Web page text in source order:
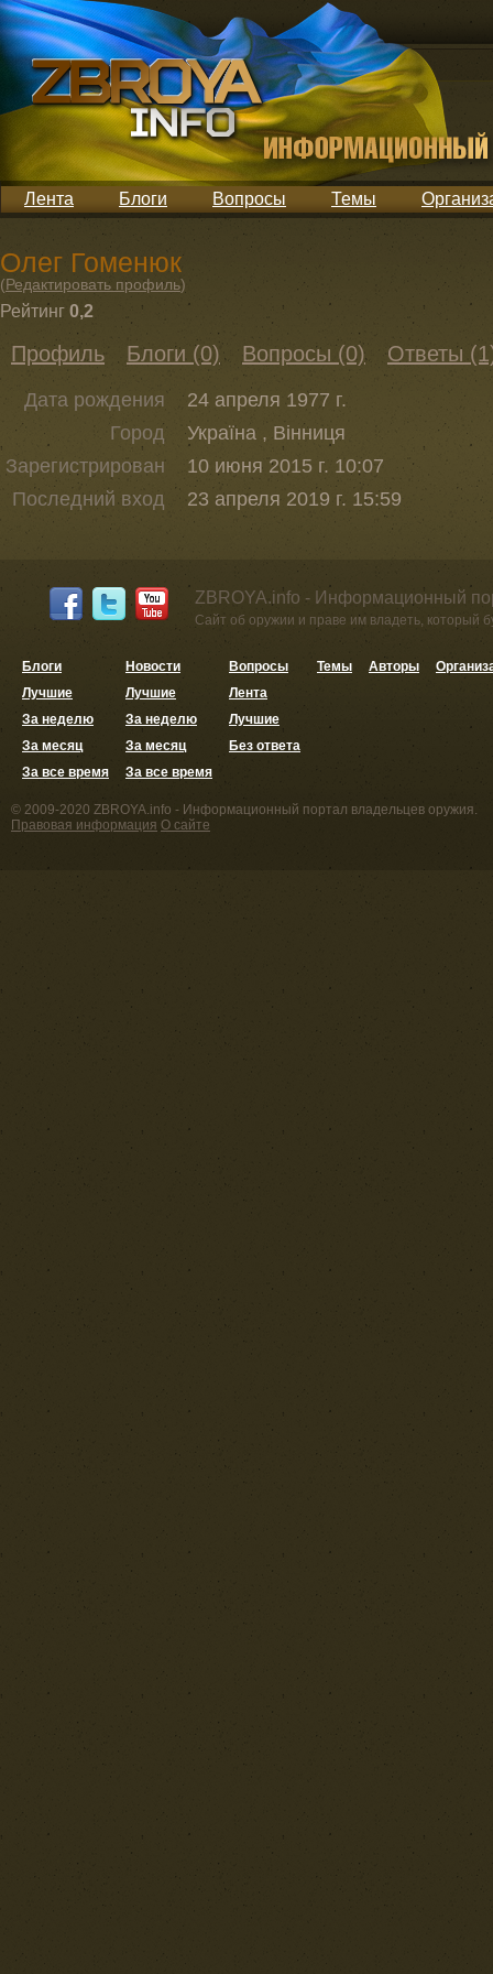
Лента Блоги Вопросы Темы
Олег Гоменюк
(Редактировать профиль)
Рейтинг 0,2
Профиль Блоги (0) Вопросы (0) Ответы
Дата рождения
24 апреля 1977 г.
Город
Україна , Вінниця
Зарегистрирован
10 июня 2015 г. 10:07
Последний вход
23 апреля 2019 г. 15:59
ZBROYA.info - Информационный
Сайт об оружии и праве им владеть, который
Блоги
Лучшие
За неделю
За месяц
За все время
Новости
Лучшие
За неделю
За месяц
За все время
Вопросы
Лента
Лучшие
Без ответа
Темы Авторы
© 2009-2020 ZBROYA.info - Информационный портал владельцев оружия.
Правовая информация О сайте